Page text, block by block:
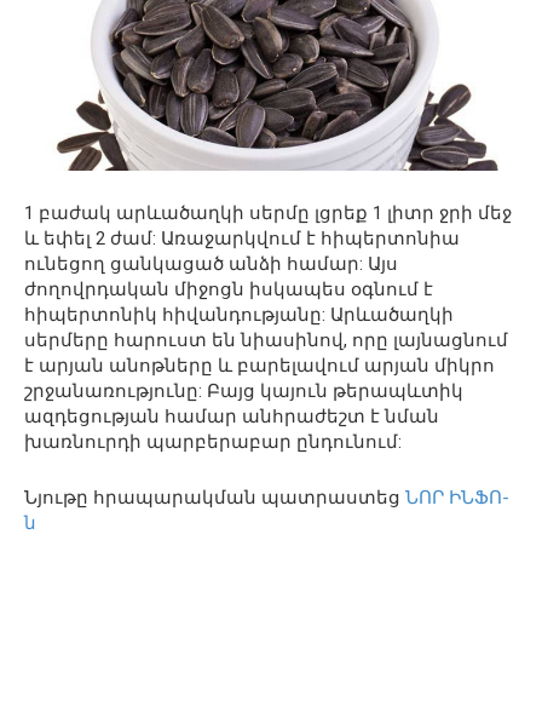
1 բաժակ արևածաղկի սերմը լցրեք 1 լիտր ջրի մեջ
և եփել 2 ժամ: Առաջարկվում է հիպերտոնիա
ունեցող ցանկացած անձի համար: Այս
ժողովրդական միջոցն իսկապես օգնում է
հիպերտոնիկ հիվանդությանը: Արևածաղկի
սերմերը հարուստ են նիասինով, որը լայնացնում
է արյան անոթները և բարելավում արյան միկրո
շրջանառությունը: Բայց կայուն թերապևտիկ
ազդեցության համար անհրաժեշտ է նման
խառնուրդի պարբերաբար ընդունում:
Նյութը հրապարակման պատրաստեց ՆՈՐ ԻՆՖՈ-
ն